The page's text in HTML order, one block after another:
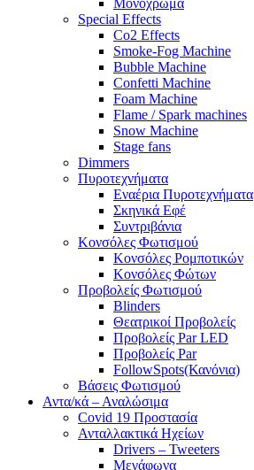
Μονόχρωμα
Special Effects
Co2 Effects
Smoke-Fog Machine
Bubble Machine
Confetti Machine
Foam Machine
Flame / Spark machines
Snow Machine
Stage fans
Dimmers
Πυροτεχνήματα
Εναέρια Πυροτεχνήματα
Σκηνικά Εφέ
Συντριβάνια
Κονσόλες Φωτισμού
Κονσόλες Ρομποτικών
Κονσόλες Φώτων
Προβολείς Φωτισμού
Blinders
Θεατρικοί Προβολείς
Προβολείς Par LED
Προβολείς Par
FollowSpots(Κανόνια)
Βάσεις Φωτισμού
Αντα/κά – Αναλώσιμα
Covid 19 Προστασία
Ανταλλακτικά Ηχείων
Drivers – Tweeters
Μεγάφωνα